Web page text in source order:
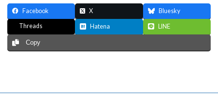
Facebook X Bluesky
Threads Hatena LINE
Copy